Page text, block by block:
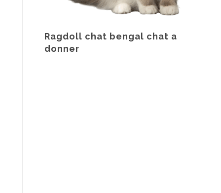
Ragdoll chat bengal chat a
donner